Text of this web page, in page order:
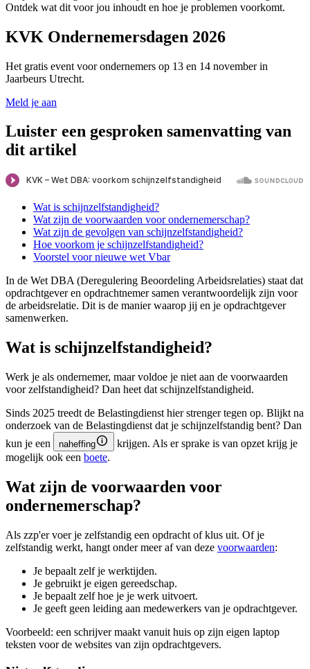
Ontdek wat dit voor jou inhoudt en hoe je problemen voorkomt.
KVK Ondernemersdagen 2026
Het gratis event voor ondernemers op 13 en 14 november in
Jaarbeurs Utrecht.
Meld je aan
Luister een gesproken samenvatting van
dit artikel
Wat is schijnzelfstandigheid?
Wat zijn de voorwaarden voor ondernemerschap?
Wat zijn de gevolgen van schijnzelfstandigheid?
Hoe voorkom je schijnzelfstandigheid?
Voorstel voor nieuwe wet Vbar
In de Wet DBA (Deregulering Beoordeling Arbeidsrelaties) staat dat
opdrachtgever en opdrachtnemer samen verantwoordelijk zijn voor
de arbeidsrelatie. Dit is de manier waarop jij en je opdrachtgever
samenwerken.
Wat is schijnzelfstandigheid?
Werk je als ondernemer, maar voldoe je niet aan de voorwaarden
voor zelfstandigheid? Dan heet dat schijnzelfstandigheid.
Sinds 2025 treedt de Belastingdienst hier strenger tegen op. Blijkt na
onderzoek van de Belastingdienst dat je schijnzelfstandig bent? Dan
kun je een
naheffing
krijgen. Als er sprake is van opzet krijg je
mogelijk ook een boete.
Wat zijn de voorwaarden voor
ondernemerschap?
Als zzp'er voer je zelfstandig een opdracht of klus uit. Of je
zelfstandig werkt, hangt onder meer af van deze voorwaarden:
Je bepaalt zelf je werktijden.
Je gebruikt je eigen gereedschap.
Je bepaalt zelf hoe je je werk uitvoert.
Je geeft geen leiding aan medewerkers van je opdrachtgever.
Voorbeeld: een schrijver maakt vanuit huis op zijn eigen laptop
teksten voor de websites van zijn opdrachtgevers.